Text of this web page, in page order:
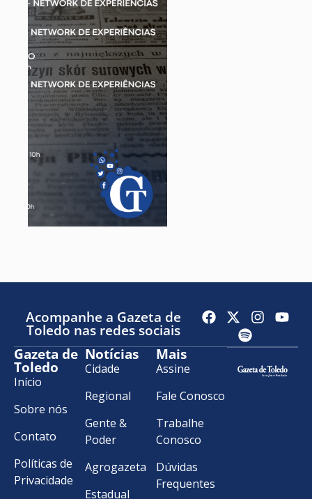
Acompanhe a Gazeta de
Toledo nas redes sociais
Gazeta de
Toledo
Início
Sobre nós
Contato
Políticas de
Privacidade
Notícias
Cidade
Regional
Gente &
Poder
Agrogazeta
Estadual
Mais
Assine
Fale Conosco
Trabalhe
Conosco
Dúvidas
Frequentes